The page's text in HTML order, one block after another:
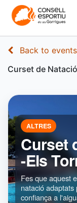
Back to events
Curset de
ALTRES
Curset
-Els
Fes que aquest
natació
confiança a